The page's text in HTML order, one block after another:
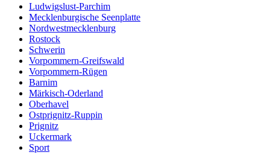
Ludwigslust-Parchim
Mecklenburgische Seenplatte
Nordwestmecklenburg
Rostock
Schwerin
Vorpommern-Greifswald
Vorpommern-Rügen
Barnim
Märkisch-Oderland
Oberhavel
Ostprignitz-Ruppin
Prignitz
Uckermark
Sport